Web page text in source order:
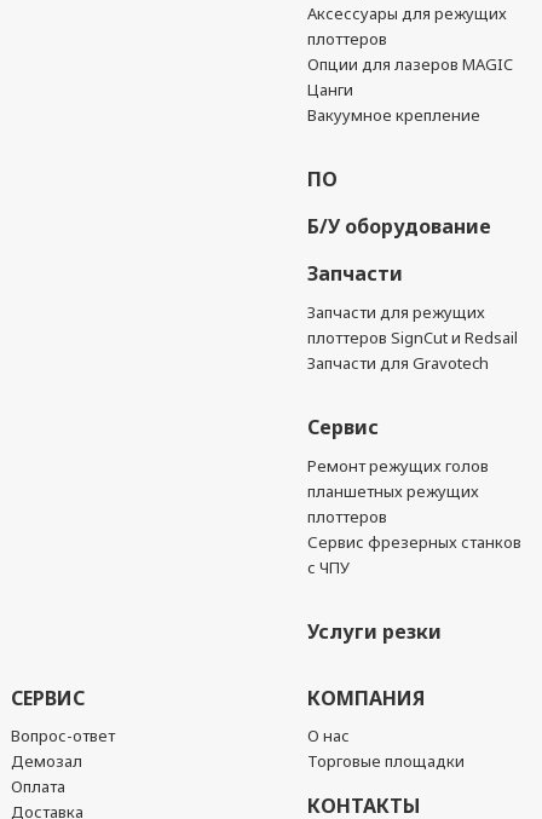
Аксессуары для режущих
плоттеров
Опции для лазеров MAGIC
Цанги
Вакуумное крепление
ПО
Б/У оборудование
Запчасти
Запчасти для режущих
плоттеров SignCut и Redsail
Запчасти для Gravotech
Сервис
Ремонт режущих голов
планшетных режущих
плоттеров
Сервис фрезерных станков
с ЧПУ
Услуги резки
СЕРВИС
Вопрос-ответ
Демозал
Оплата
Доставка
КОМПАНИЯ
О нас
Торговые площадки
КОНТАКТЫ